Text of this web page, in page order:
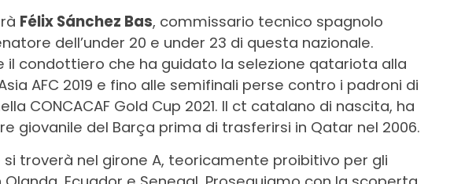
Félix Sánchez Bas, commissario tecnico spagnolo
dell’under 20 e under 23 di questa nazionale.
il condottiero che ha guidato la selezione qatariota alla
AFC 2019 e fino alle semifinali perse contro i padroni di
CONCACAF Gold Cup 2021. Il ct catalano di nascita, ha
giovanile del Barça prima di trasferirsi in Qatar nel 2006.
troverà nel girone A, teoricamente proibitivo per gli